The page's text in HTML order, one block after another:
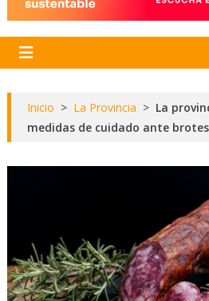
Inicio > La Provincia > La
medidas de cuidado ante